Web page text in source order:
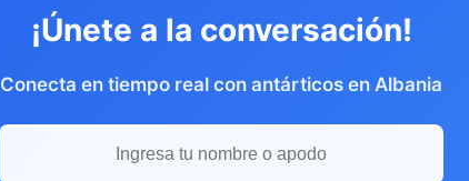
¡Únete a la conversación!
Conecta en tiempo real con antárticos en Albania